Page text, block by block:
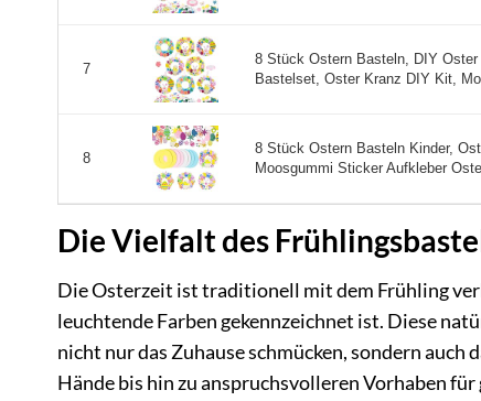
7
8 Stück Ostern Basteln, DIY
Bastelset, Oster Kranz DIY Kit,
8
8 Stück Ostern Basteln Kinder,
Moosgummi Sticker Aufkleber
Die Vielfalt des
Die Osterzeit ist traditionell mit dem Frühling
leuchtende Farben gekennzeichnet ist. Diese
nicht nur das Zuhause schmücken, sondern
Hände bis hin zu anspruchsvolleren Vorhaben